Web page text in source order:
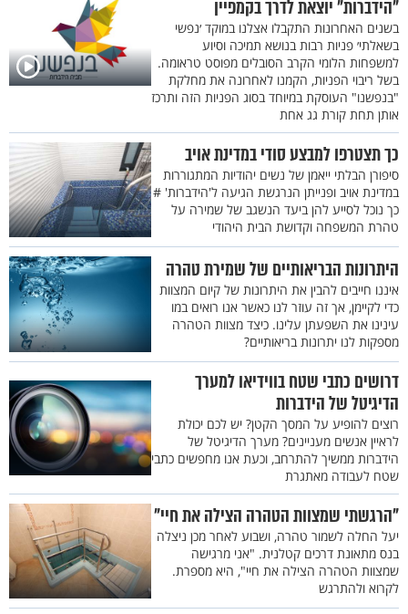
"הידברות" יוצאת לדרך בקמפיין
בשנים האחרונות התקבלו אצלנו במוקד ׳נפשי
בשאלתי׳ פניות רבות בנושא תמיכה וסיוע
למשפחות הלומי הקרב הסובלים מפוסט טראומה.
בשל ריבוי הפניות, הקמנו לאחרונה את מחלקת
"בנפשנו" העוסקת במיוחד בסוג הפניות הזה ותרכז
אותן תחת קורת גג אחת
כך תצטרפו למבצע סודי במדינת אויב
סיפורן הבלתי ייאמן של נשים יהודיות המתגוררות
במדינת אויב ופנייתן הנרגשת הגיעה ל'הידברות' #
כך נוכל לסייע להן ביעד הנשגב של שמירה על
טהרת המשפחה וקדושת הבית היהודי
היתרונות הבריאותיים של שמירת טהרה
איננו חייבים להבין את היתרונות של קיום המצוות
כדי לקיימן, אך זה עוזר לנו כאשר אנו רואים במו
עינינו את השפעתן עלינו. כיצד מצוות הטהרה
מספקות לנו יתרונות בריאותיים?
דרושים כתבי שטח בווידיאו למערך
הדיגיטל של הידברות
רוצים להופיע על המסך הקטן? יש לכם יכולת
לראיין אנשים מעניינים? מערך הדיגיטל של
הידברות ממשיך להתרחב, וכעת אנו מחפשים כתבי
שטח לעבודה מאתגרת
"הרגשתי שמצוות הטהרה הצילה את חיי"
יעל החלה לשמור טהרה, ושבוע לאחר מכן ניצלה
בנס מתאונת דרכים קטלנית. "אני מרגישה
שמצוות הטהרה הצילה את חיי", היא מספרת.
לקרוא ולהתרגש